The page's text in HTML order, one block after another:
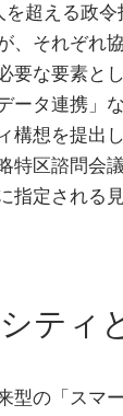
を超える政
、それぞれ
要な要素と
ータ連携」
構想を提出
特区諮問会
指定される見
ティ
型の「スマ